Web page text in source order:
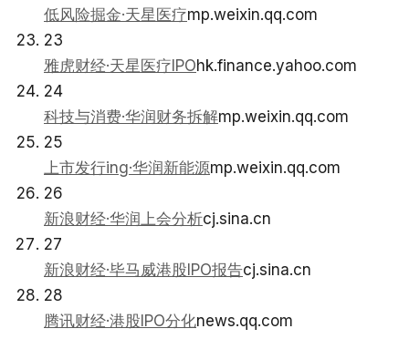
低风险掘金·天星医疗mp.weixin.qq.com
23
雅虎财经·天星医疗IPOhk.finance.yahoo.com
24
科技与消费·华润财务拆解mp.weixin.qq.com
25
上市发行ing·华润新能源mp.weixin.qq.com
26
新浪财经·华润上会分析cj.sina.cn
27
新浪财经·毕马威港股IPO报告cj.sina.cn
28
腾讯财经·港股IPO分化news.qq.com